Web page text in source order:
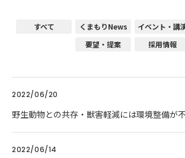
すべて くまもりNews イベント・講
要望・提案
採用情報
2022/06/20
野生動物との共存・獣害軽減には環境整備が
2022/06/14